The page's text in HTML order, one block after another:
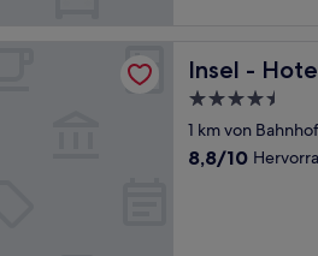
Insel -
Insel - Hotel
4.5-
Sterne-
Unterkunft
1 km von
8.8
8,8/10